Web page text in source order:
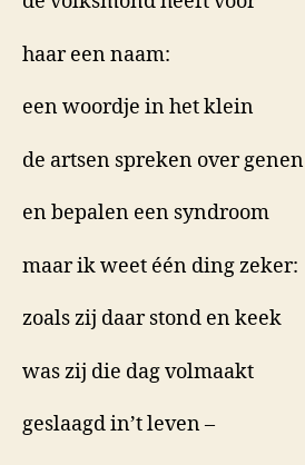
haar een naam:
een woordje in het klein
de artsen spreken over genen
en bepalen een syndroom
maar ik weet één ding zeker:
zoals zij daar stond en keek
was zij die dag volmaakt
geslaagd in’t leven –